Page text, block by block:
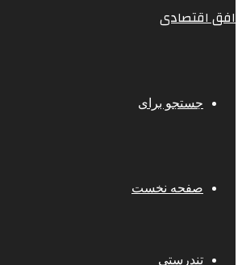
افق اقتصادی
جستجو برای
صفحه نخست
تندرستی